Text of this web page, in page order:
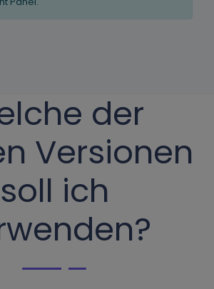
der
Versionen
soll ich